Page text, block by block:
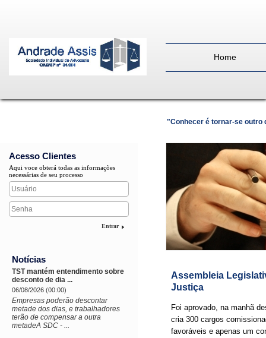
Home
"Conhecer é tornar-se outro
Acesso Clientes
Aqui voce obterá todas as informações
necessárias de seu processo
Entrar
Notícias
TST mantém entendimento sobre
desconto de dia ...
06/08/2026 (00:00)
Empresas poderão descontar
metade dos dias, e trabalhadores
terão de compensar a outra
metadeA SDC - ...
Assembleia
Justiça
Foi aprovado, na manhã
cria 300 cargos
favoráveis e apenas um